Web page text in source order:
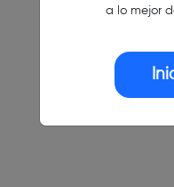
a lo mejor